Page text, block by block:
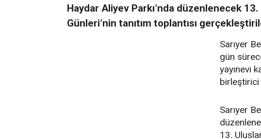
Haydar Aliyev Parkı’nda düzenlenecek
Günleri’nin tanıtım toplantısı
Sarıyer
gün
yayınevi
birleştirici
Sarıyer
13.